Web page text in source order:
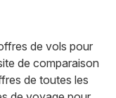
de vols pour
de comparaison
de toutes les